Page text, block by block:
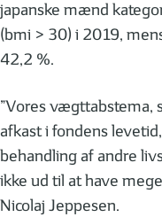
japanske mænd
(bmi > 30) i 2019,
42,2 %.
”Vores vægttabstema,
afkast i fondens
behandling af andre
ikke ud til at have
Nicolaj Jeppesen.